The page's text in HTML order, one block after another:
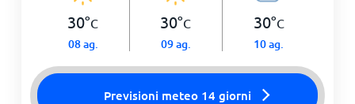
30°C
08 ag.
30°C
09 ag.
30°C
10 ag.
Previsioni meteo 14 giorni